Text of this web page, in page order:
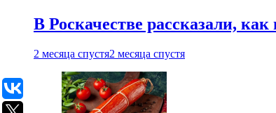
В Роскачестве рассказали,
2 месяца спустя2 месяца спустя